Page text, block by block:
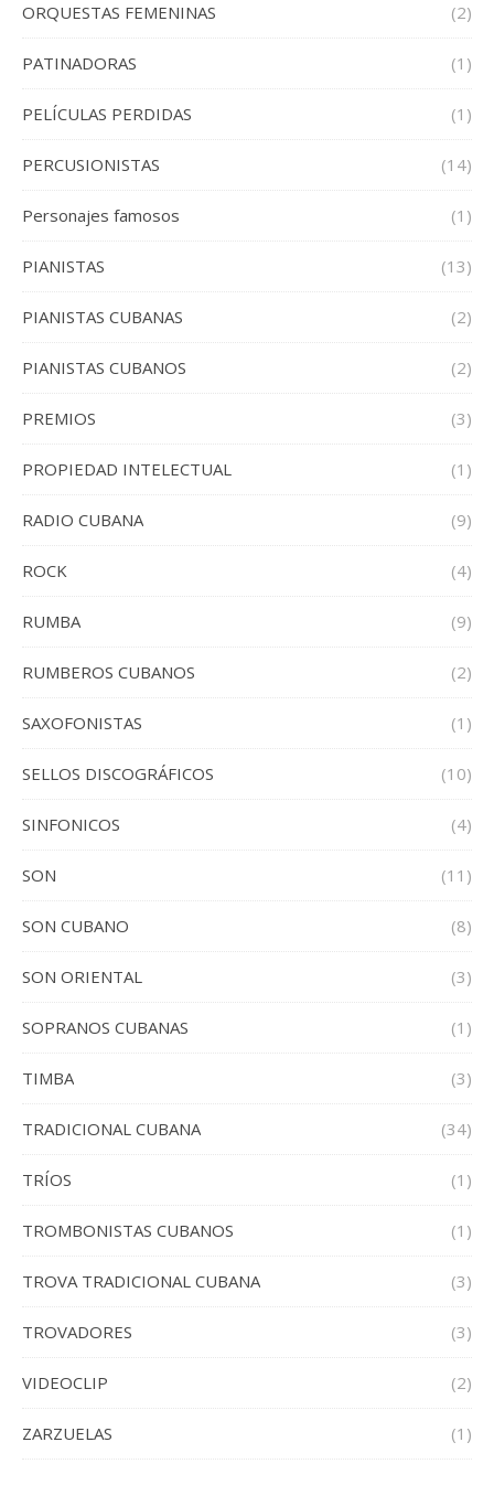
ORQUESTAS FEMENINAS (2)
PATINADORAS (1)
PELÍCULAS PERDIDAS (1)
PERCUSIONISTAS (14)
Personajes famosos (1)
PIANISTAS (13)
PIANISTAS CUBANAS (2)
PIANISTAS CUBANOS (2)
PREMIOS (3)
PROPIEDAD INTELECTUAL (1)
RADIO CUBANA (9)
ROCK (4)
RUMBA (9)
RUMBEROS CUBANOS (2)
SAXOFONISTAS (1)
SELLOS DISCOGRÁFICOS (10)
SINFONICOS (4)
SON (11)
SON CUBANO (8)
SON ORIENTAL (3)
SOPRANOS CUBANAS (1)
TIMBA (3)
TRADICIONAL CUBANA (34)
TRÍOS (1)
TROMBONISTAS CUBANOS (1)
TROVA TRADICIONAL CUBANA (3)
TROVADORES (3)
VIDEOCLIP (2)
ZARZUELAS (1)